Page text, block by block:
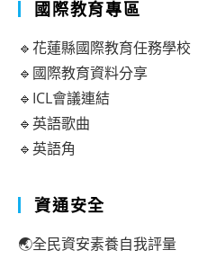
國際教育專區
🔹花蓮縣國際教育任務學校
🔹國際教育資料分享
🔹ICL會議連結
🔹英語歌曲
🔹英語角
資通安全
🌏全民資安素養自我評量